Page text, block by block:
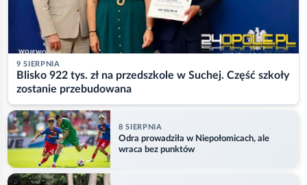
9 SIERPNIA
Blisko 922 tys. zł na przedszkole w Suchej. Część szkoły
zostanie przebudowana
8 SIERPNIA
Odra prowadziła w Niepołomicach, ale
wraca bez punktów